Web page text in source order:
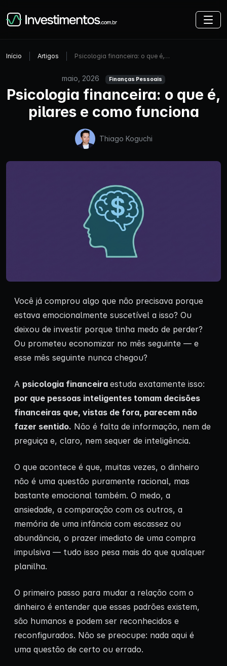
Início Artigos Psicologia financeira: o que é,…
maio, 2026 Finanças Pessoais
Psicologia financeira: o que é,
pilares e como funciona
Thiago Koguchi
Você já comprou algo que não precisava porque
estava emocionalmente suscetível a isso? Ou
deixou de investir porque tinha medo de perder?
Ou prometeu economizar no mês seguinte — e
esse mês seguinte nunca chegou?
A psicologia financeira estuda exatamente isso:
por que pessoas inteligentes tomam decisões
financeiras que, vistas de fora, parecem não
fazer sentido. Não é falta de informação, nem de
preguiça e, claro, nem sequer de inteligência.
O que acontece é que, muitas vezes, o dinheiro
não é uma questão puramente racional, mas
bastante emocional também. O medo, a
ansiedade, a comparação com os outros, a
memória de uma infância com escassez ou
abundância, o prazer imediato de uma compra
impulsiva — tudo isso pesa mais do que qualquer
planilha.
O primeiro passo para mudar a relação com o
dinheiro é entender que esses padrões existem,
são humanos e podem ser reconhecidos e
reconfigurados. Não se preocupe: nada aqui é
uma questão de certo ou errado.